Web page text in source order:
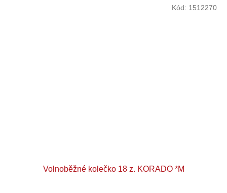
Volnoběžné kolečko 18 z. KORADO *M
Kód: 1512270